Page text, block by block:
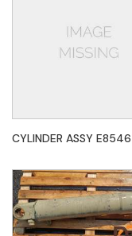
CYLINDER ASSY